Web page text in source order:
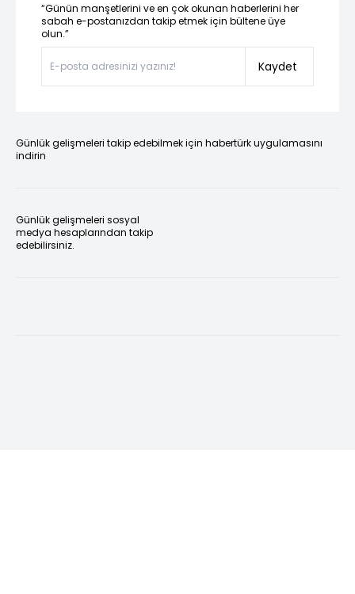
“Günün manşetlerini ve en çok okunan haberlerini her
sabah e-postanızdan takip etmek için bültene üye
olun.”
Kaydet
Günlük gelişmeleri takip edebilmek için habertürk uygulamasını
indirin
Günlük gelişmeleri sosyal
medya hesaplarından takip
edebilirsiniz.